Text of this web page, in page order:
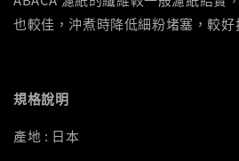
也較佳，沖煮時降低細粉堵塞，較好
規格說明
產地 : 日本